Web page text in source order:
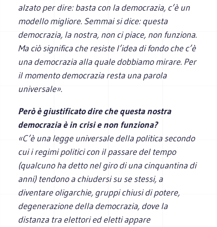
alzato per dire: basta con la democrazia, c’è un
modello migliore. Semmai si dice: questa
democrazia, la nostra, non ci piace, non funziona.
Ma ciò significa che resiste l’idea di fondo che c’è
una democrazia alla quale dobbiamo mirare. Per
il momento democrazia resta una parola
universale».
Però è giustificato dire che questa nostra
democrazia è in crisi e non funziona?
«C’è una legge universale della politica secondo
cui i regimi politici con il passare del tempo
(qualcuno ha detto nel giro di una cinquantina di
anni) tendono a chiudersi su se stessi, a
diventare oligarchie, gruppi chiusi di potere,
degenerazione della democrazia, dove la
distanza tra elettori ed eletti appare